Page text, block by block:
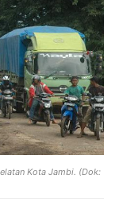
Kota Jambi. (Dok: